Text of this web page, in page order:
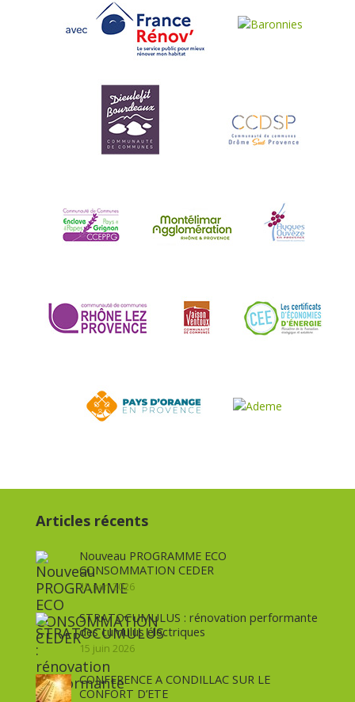
Articles récents
Nouveau PROGRAMME ECO
CONSOMMATION CEDER
15 juin 2026
STRATOCUMULUS : rénovation performante
des cumulus électriques
15 juin 2026
CONFERENCE A CONDILLAC SUR LE
CONFORT D’ETE